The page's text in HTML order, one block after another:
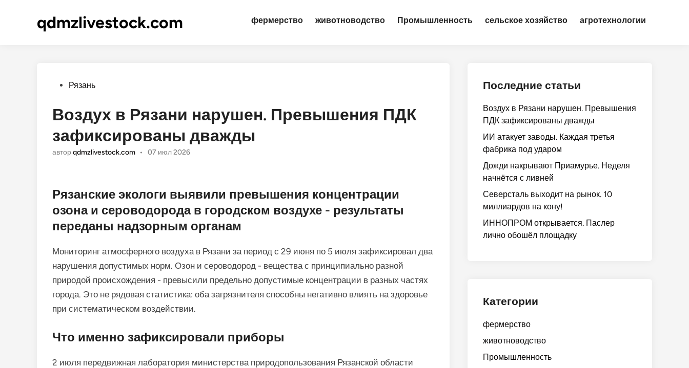
qdmzlivestock.com фермерство животноводство Промышленность сельское хозяйство агротехнологии
Опубликовано
Рязань
Воздух в Рязани нарушен. Превышения ПДК
зафиксированы дважды
автор qdmzlivestock.com • 07 июл 2026
Рязанские экологи выявили превышения концентрации
озона и сероводорода в городском воздухе - результаты
переданы надзорным органам
Мониторинг атмосферного воздуха в Рязани за период с 29 июня по 5 июля зафиксировал два
нарушения допустимых норм. Озон и сероводород - вещества с принципиально разной
природой происхождения - превысили предельно допустимые концентрации в разных частях
города. Это не рядовая статистика: оба загрязнителя способны негативно влиять на здоровье
при систематическом воздействии.
Что именно зафиксировали приборы
2 июля передвижная лаборатория министерства природопользования Рязанской области
Последние статьи
Воздух в Рязани нарушен. Превышения
ПДК зафиксированы дважды
ИИ атакует заводы. Каждая третья
фабрика под ударом
Дожди накрывают Приамурье. Неделя
начнётся с ливней
Северсталь выходит на рынок. 10
миллиардов на кону!
ИННОПРОМ открывается. Паслер
лично обошёл площадку
Категории
фермерство
животноводство
Промышленность